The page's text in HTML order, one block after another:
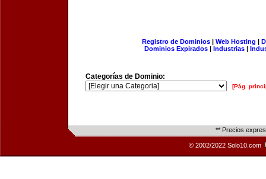
Registro de Dominios| Web Hosting |
Dominios Expirados | Industrias |
Categorías de Dominio:
[Pág.
** Precios
© 2002/2022 Solo10.com